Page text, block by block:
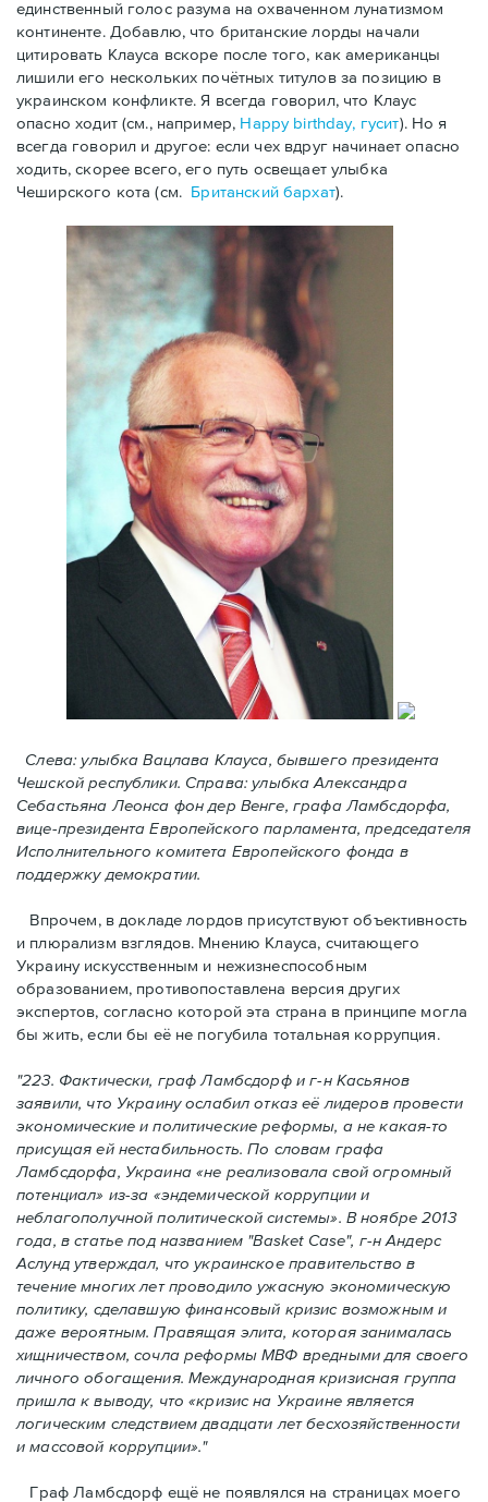
единственный голос разума на охваченном лунатизмом
континенте. Добавлю, что британские лорды начали
цитировать Клауса вскоре после того, как американцы
лишили его нескольких почётных титулов за позицию в
украинском конфликте. Я всегда говорил, что Клаус
опасно ходит (см., например, Happy birthday, гусит). Но я
всегда говорил и другое: если чех вдруг начинает опасно
ходить, скорее всего, его путь освещает улыбка
Чеширского кота (см. Британский бархат).
Слева: улыбка Вацлава Клауса, бывшего президента
Чешской республики. Справа: улыбка Александра
Себастьяна Леонса фон дер Bенге, графа Ламбсдорфа,
вице-президентa Европейского парламента,председателя
Исполнительного комитета Европейского фондa в
поддержку демократии.
Впрочем, в докладе лордов присутствуют объективность
и плюрализм взглядов. Мнению Клауса, считающего
Украину искусственным и нежизнеспособным
образованием, противопоставлена версия других
экспертов, согласнo которой эта страна в принципе могла
бы жить, если бы её не погубила тотальная коррупция.
"223. Фактически, граф Ламбсдорф и г-н Касьянов
заявили, что Украину ослабил отказ её лидеров провести
экономические и политические реформы, а не какaя-то
присущая ей нестабильность. По словам графа
Ламбсдорфа, Украина «не реализовала свой огромный
потенциал» из-за «эндемической коррупции и
неблагополучной политической системы». В ноябре 2013
года, в статье под названием "Basket Case", г-н Андерс
Аслунд утверждал, что украинское правительство в
течение многих лет проводило ужасную экономическую
политику, сделавшую финансовый кризис возможным и
даже вероятным. Правящая элита, которая занималась
хищничеством, сочла реформы МВФ вредными для своего
личного обогащения. Международная кризисная группа
пришла к выводу, что «кризис на Украине является
логическим следствием двадцати лет бесхозяйственности
и массовой коррупции»."
Граф Ламбсдорф ещё не появлялся на страницах моего